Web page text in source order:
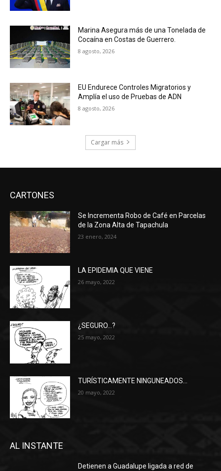
Marina Asegura más de una Tonelada de
Cocaína en Costas de Guerrero.
8 agosto, 2026
EU Endurece Controles Migratorios y
Amplía el uso de Pruebas de ADN
8 agosto, 2026
Cargar más
CARTONES
Se Incrementa Robo de Café en Parcelas
de la Zona Alta de Tapachula
23 enero, 2024
LA EPIDEMIA QUE VIENE
26 mayo, 2022
¿SEGURO…?
25 mayo, 2022
TURÍSTICAMENTE NINGUNEADOS…
20 mayo, 2022
AL INSTANTE
Detienen a Guadalupe ligada a red de